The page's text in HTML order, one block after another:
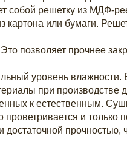
собой решетку из МДФ-
картона или бумаги.
позволяет прочнее
уровень
при производстве
к естественным.
и только